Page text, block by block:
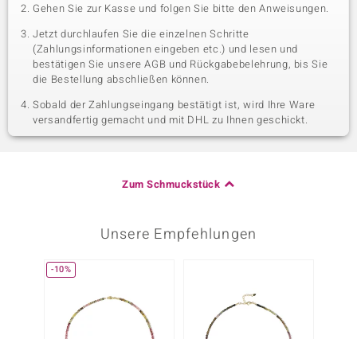
Gehen Sie zur Kasse und folgen Sie bitte den Anweisungen.
Jetzt durchlaufen Sie die einzelnen Schritte
(Zahlungsinformationen eingeben etc.) und lesen und
bestätigen Sie unsere AGB und Rückgabebelehrung, bis Sie
die Bestellung abschließen können.
Sobald der Zahlungseingang bestätigt ist, wird Ihre Ware
versandfertig gemacht und mit DHL zu Ihnen geschickt.
Zum Schmuckstück
Unsere Empfehlungen
-10%